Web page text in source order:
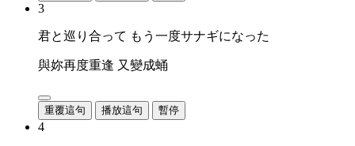
3
君と巡り合って もう一度サナギになった
與妳再度重逢 又變成蛹
重覆這句 播放這句 暫停
4